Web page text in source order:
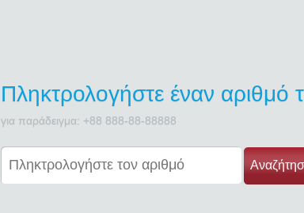
Πληκτρολογήστε έναν αριθμό
για παράδειγμα: +88 888-88-88888